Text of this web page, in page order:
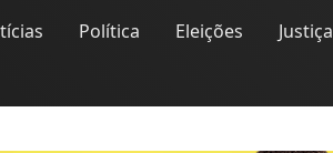
Política Eleições Justiça